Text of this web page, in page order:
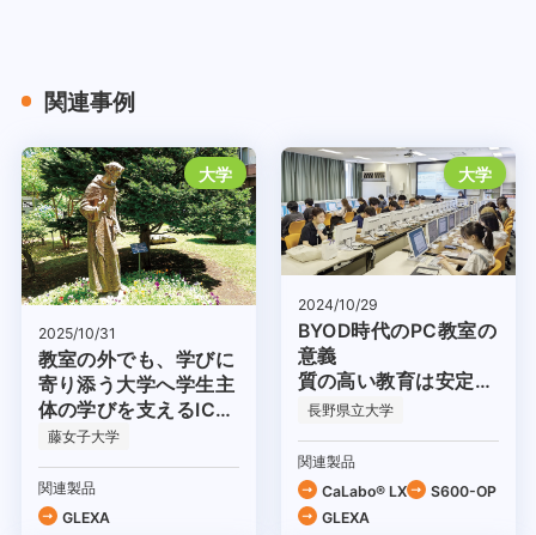
関連事例
大学
2025/10/31
教室の外でも、学びに
寄り添う大学へ学生主
体の学びを支えるICT
環境
藤女子大学
関連製品
GLEXA
大学
2024/10/29
BYOD時代のPC教室の
意義
質の高い教育は安定的
な環境から
長野県立大学
関連製品
CaLabo® LX
S600-OP
GLEXA